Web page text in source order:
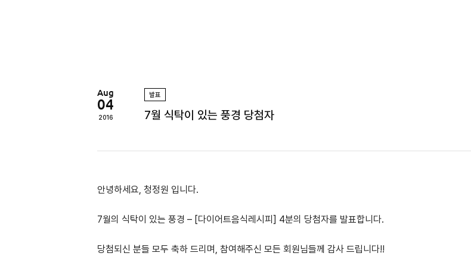
Aug
04
2016
발표
7월 식탁이 있는 풍경 당첨자
안녕하세요, 청정원 입니다.
7월의 식탁이 있는 풍경 – [다이어트음식레시피] 4분의 당첨자를 발표합니다.
당첨되신 분들 모두 축하 드리며, 참여해주신 모든 회원님들께 감사 드립니다!!